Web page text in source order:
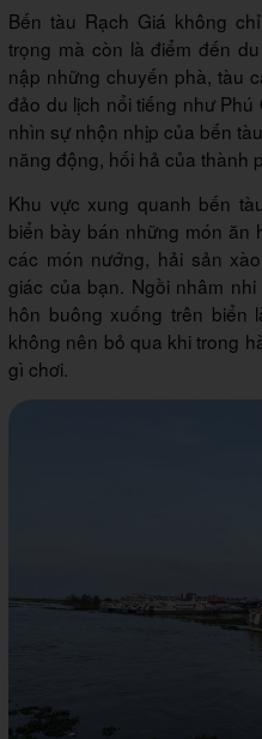
Bến tàu Rạch Giá không
trọng mà còn là điểm đến
nập những chuyến phà, tàu
đảo du lịch nổi tiếng như Phú
nhìn sự nhộn nhịp của bến
năng động, hối hả của thành
Khu vực xung quanh bến
biển bày bán những món ăn
các món nướng, hải sản
giác của bạn. Ngồi nhâm
hôn buông xuống trên biển
không nên bỏ qua khi trong
gì chơi.